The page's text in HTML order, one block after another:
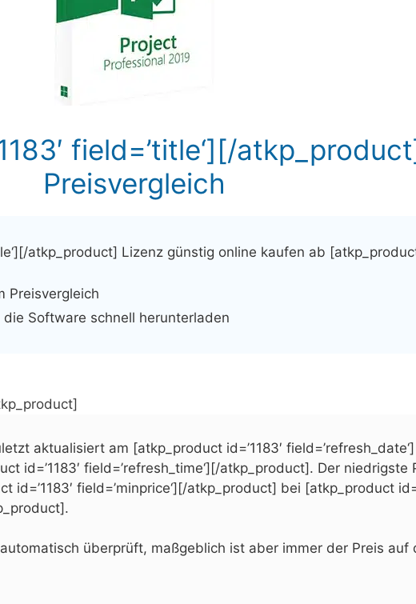
field=’title‘][/
Preisvergleich
atkp_product] Lizenz günstig online kaufen ab [atkp_product
Preisvergleich
Software schnell herunterladen
aktualisiert am [atkp_product id=’1183′ field=’refresh_date‘]
id=’1183′ field=’refresh_time‘][/atkp_product]. Der niedrigste
field=’minprice‘][/atkp_product] bei [atkp_product
überprüft, maßgeblich ist aber immer der Preis auf